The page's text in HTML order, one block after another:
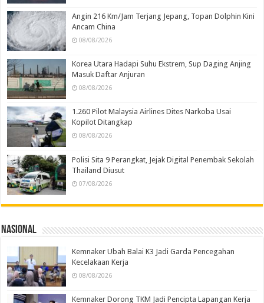
Angin 216 Km/Jam Terjang Jepang, Topan Dolphin Kini
Ancam China
08/08/2026
Korea Utara Hadapi Suhu Ekstrem, Sup Daging Anjing
Masuk Daftar Anjuran
08/08/2026
1.260 Pilot Malaysia Airlines Dites Narkoba Usai
Kopilot Ditangkap
08/08/2026
Polisi Sita 9 Perangkat, Jejak Digital Penembak Sekolah
Thailand Diusut
07/08/2026
Nasional
Kemnaker Ubah Balai K3 Jadi Garda Pencegahan
Kecelakaan Kerja
08/08/2026
Kemnaker Dorong TKM Jadi Pencipta Lapangan Kerja